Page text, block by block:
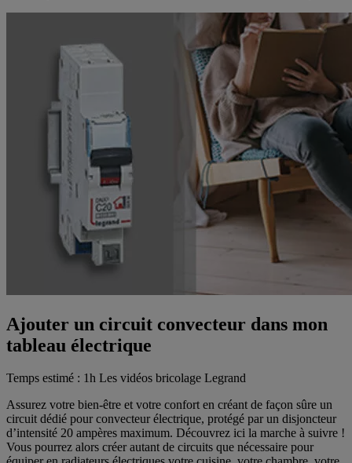
Ajouter un circuit convecteur dans mon
tableau électrique
Temps estimé : 1h Les vidéos bricolage Legrand
Assurez votre bien-être et votre confort en créant de façon sûre un
circuit dédié pour convecteur électrique, protégé par un disjoncteur
d’intensité 20 ampères maximum. Découvrez ici la marche à suivre !
Vous pourrez alors créer autant de circuits que nécessaire pour